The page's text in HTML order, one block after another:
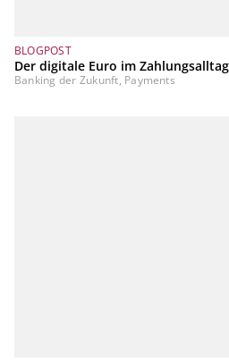
BLOGPOST
Der digitale Euro im Zahlungsalltag
Banking der Zukunft, Payments